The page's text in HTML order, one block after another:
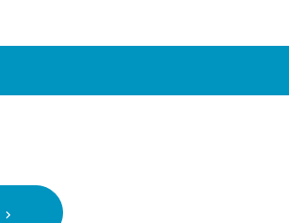
keyboard_arrow_right